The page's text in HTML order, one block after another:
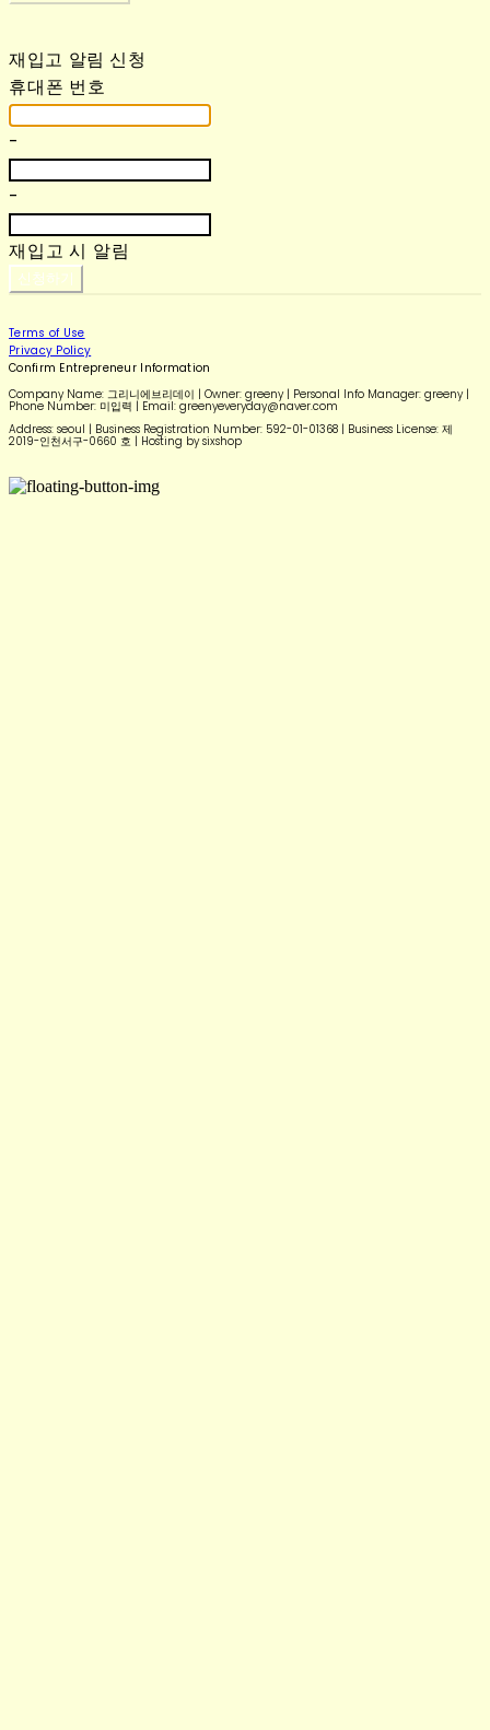
재입고 알림 신청
휴대폰 번호
-
-
재입고 시 알림
신청하기
Terms of Use
Privacy Policy
Confirm Entrepreneur Information
Company Name: 그리니에브리데이 | Owner: greeny | Personal Info Manager: greeny |
Phone Number: 미입력 | Email: greenyeveryday@naver.com
Address: seoul | Business Registration Number: 592-01-01368 | Business License: 제
2019-인천서구-0660 호 | Hosting by sixshop